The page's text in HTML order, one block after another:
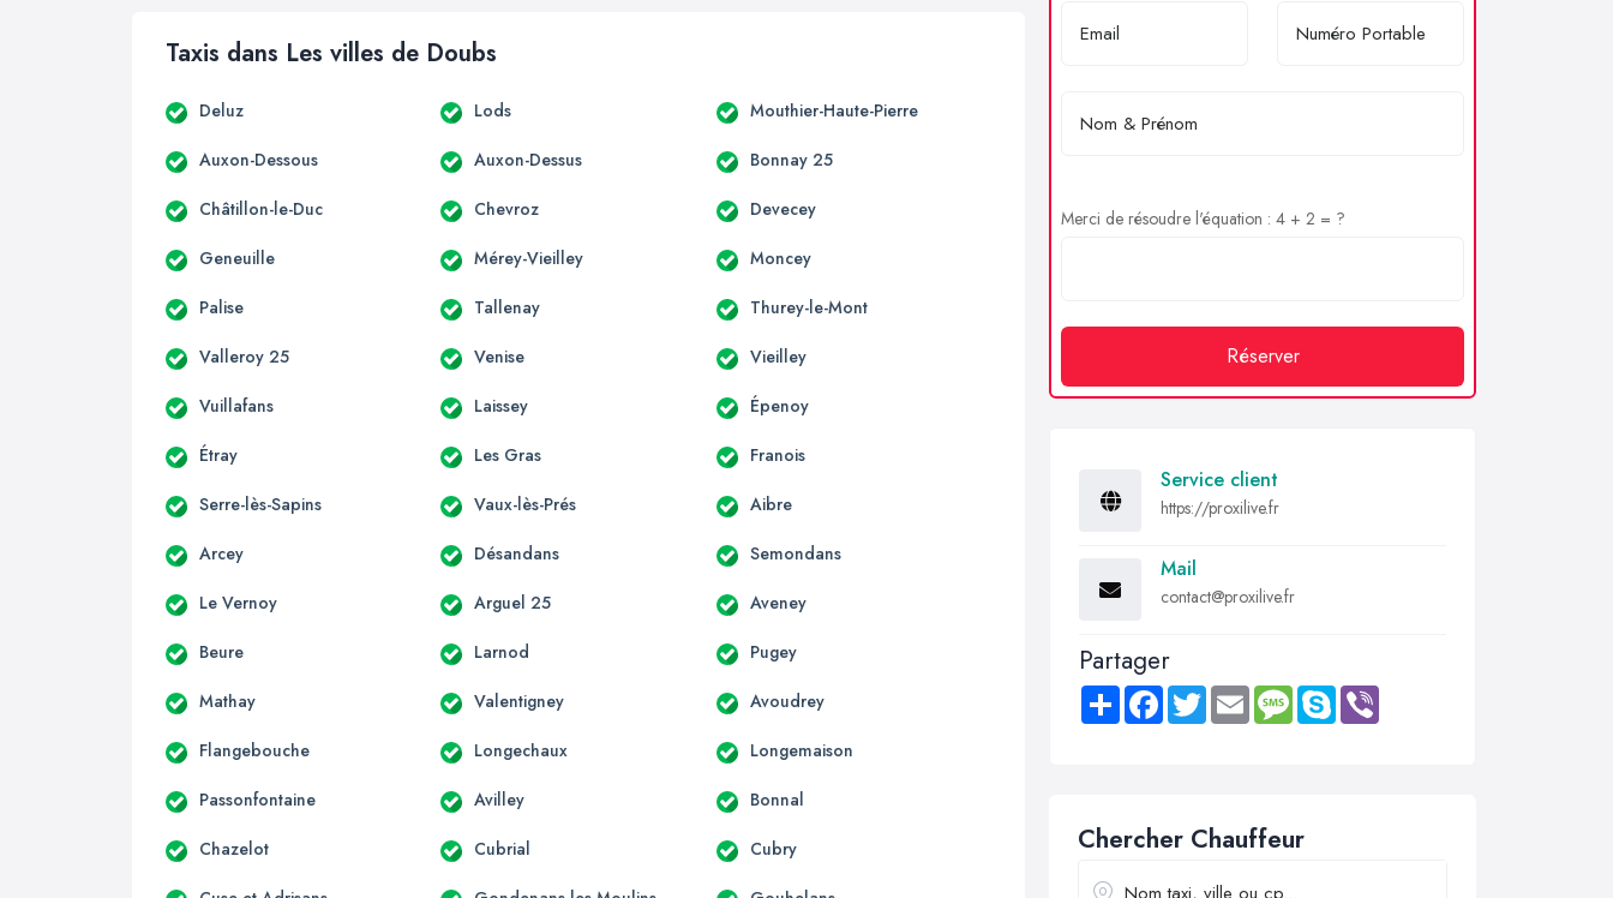
Taxis dans Les villes de Doubs
Deluz Lods Mouthier-Haute-Pierre
Auxon-Dessous Auxon-Dessus Bonnay 25
Châtillon-le-Duc Chevroz Devecey
Geneuille Mérey-Vieilley Moncey
Palise Tallenay Thurey-le-Mont
Valleroy 25 Venise Vieilley
Vuillafans Laissey Épenoy
Étray Les Gras Franois
Serre-lès-Sapins Vaux-lès-Prés Aibre
Arcey Désandans Semondans
Le Vernoy Arguel 25 Aveney
Beure Larnod Pugey
Mathay Valentigney Avoudrey
Flangebouche Longechaux Longemaison
Passonfontaine Avilley Bonnal
Chazelot Cubrial Cubry
Merci de résoudre l'équation : 4 + 2 = ?
Réserver
Service client
https://proxilive.fr
Mail
contact@proxilive.fr
Partager
Share FacebookTwitter Email MessageSkype
Chercher Chauffeur